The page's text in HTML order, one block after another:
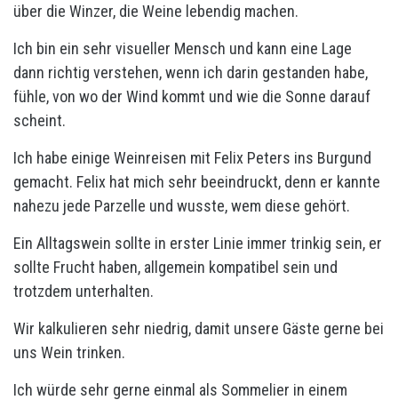
über die Winzer, die Weine lebendig machen.
Ich bin ein sehr visueller Mensch und kann eine Lage
dann richtig verstehen, wenn ich darin gestanden habe,
fühle, von wo der Wind kommt und wie die Sonne darauf
scheint.
Ich habe einige Weinreisen mit Felix Peters ins Burgund
gemacht. Felix hat mich sehr beeindruckt, denn er kannte
nahezu jede Parzelle und wusste, wem diese gehört.
Ein Alltagswein sollte in erster Linie immer trinkig sein, er
sollte Frucht haben, allgemein kompatibel sein und
trotzdem unterhalten.
Wir kalkulieren sehr niedrig, damit unsere Gäste gerne bei
uns Wein trinken.
Ich würde sehr gerne einmal als Sommelier in einem